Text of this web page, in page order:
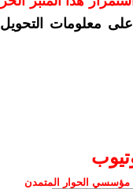
على معلومات التحويل
مؤسسي الحوار المتمدن